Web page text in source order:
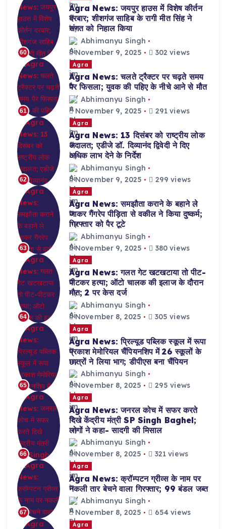
60
Agra News: जयपुर हाउस में विशेष कीर्तन
दरबार; शीशगंज साहिब के रागी मीत सिंह ने
संगत को निहाल किया
Abhimanyu Singh
November 9, 2025
302 views
61
Agra
Agra News: चलते ट्रैक्टर पर चढ़ते समय
पैर फिसला; युवक की पहिए के नीचे आने से मौत
Abhimanyu Singh
November 9, 2025
291 views
62
Agra
Agra News: 13 दिसंबर को राष्ट्रीय लोक
अदालत; एडीजे डॉ. दिव्यानंद द्विवेदी ने दिए
अधिक लाभ देने के निर्देश
Abhimanyu Singh
November 9, 2025
299 views
63
Agra
Agra News: समझौता कराने के बहाने ले
जाकर गैंगरेप पीड़िता से वकील ने किया दुष्कर्म;
गिरफ्तार को पैर टूटे
Abhimanyu Singh
November 9, 2025
380 views
64
Agra
Agra News: गलत गेट खटखटाया तो पीट-
पीटकर हत्या; ऑटो चालक की इलाज के दौरान
मौत; 2 पर केस दर्ज
Abhimanyu Singh
November 8, 2025
305 views
65
Agra
Agra News: प्रिल्यूड पब्लिक स्कूल में रूपा
प्रकाश मेमोरियल चैंपियनशिप में 26 स्कूलों के
छात्रों ने लिया भाग; डीपीएस बना चैंपियन
Abhimanyu Singh
November 8, 2025
295 views
66
Agra
Agra News: जनरल कोच में सफर करते
दिखे केंद्रीय मंत्री SP Singh Baghel;
लोगों ने कहा- सादगी की मिसाल
Abhimanyu Singh
November 8, 2025
321 views
67
Agra
Agra News: क्रॉम्पटन ग्रीव्स के नाम पर
नकली तार बेचने वाला गिरफ्तार; 99 बंडल जब्त
Abhimanyu Singh
November 8, 2025
654 views
Agra